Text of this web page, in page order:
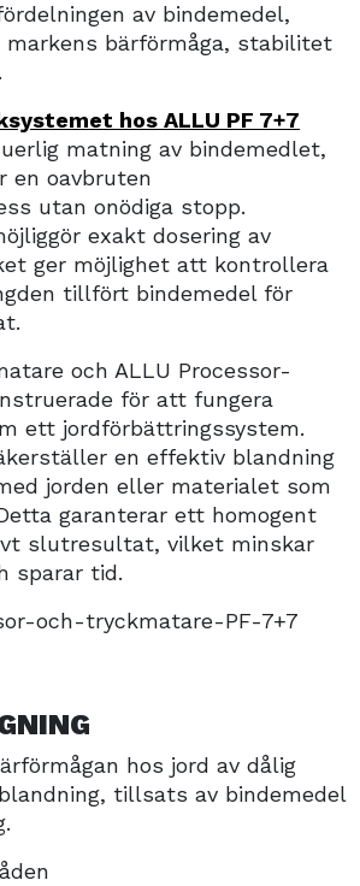
av bindemedel,
bärförmåga, stabilitet
hos ALLU PF 7+7
matning av bindemedlet,
en oavbruten
utan onödiga stopp.
exakt dosering av
ger möjlighet att kontrollera
tillfört bindemedel för
och ALLU Processor-
för att fungera
ett jordförbättringssystem.
en effektiv blandning
jorden eller materialet som
garanterar ett homogent
slutresultat, vilket minskar
sparar tid.
hos jord av dålig
tillsats av bindemedel